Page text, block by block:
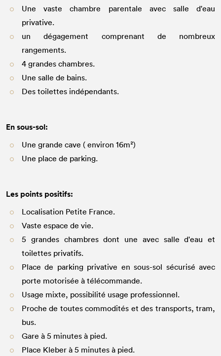
Une vaste chambre parentale avec salle d'eau
privative.
un dégagement comprenant de nombreux
rangements.
4 grandes chambres.
Une salle de bains.
Des toilettes indépendants.
En sous-sol:
Une grande cave ( environ 16m²)
Une place de parking.
Les points positifs:
Localisation Petite France.
Vaste espace de vie.
5 grandes chambres dont une avec salle d'eau et
toilettes privatifs.
Place de parking privative en sous-sol sécurisé avec
porte motorisée à télécommande.
Usage mixte, possibilité usage professionnel.
Proche de toutes commodités et des transports, tram,
bus.
Gare à 5 minutes à pied.
Place Kleber à 5 minutes à pied.